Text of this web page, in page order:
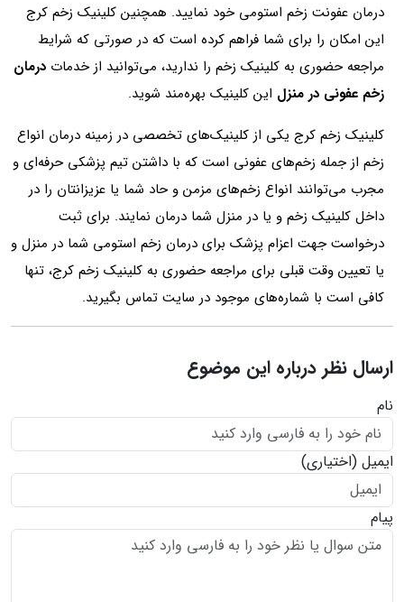
درمان عفونت زخم استومی خود نمایید. همچنین کلینیک زخم کرج
این امکان را برای شما فراهم کرده است که در صورتی که شرایط
مراجعه حضوری به کلینیک زخم را ندارید، می‌توانید از خدمات درمان
زخم عفونی در منزل این کلینیک بهره‌مند شوید.
کلینیک زخم کرج یکی از کلینیک‌های تخصصی در زمینه درمان انواع
زخم‌ از جمله زخم‌های عفونی است که با داشتن تیم پزشکی حرفه‌ای و
مجرب می‌توانند انواع زخم‌های مزمن و حاد شما یا عزیزانتان را در
داخل کلینیک زخم و یا در منزل شما درمان نمایند. برای ثبت
درخواست جهت اعزام پزشک برای درمان زخم استومی شما در منزل و
یا تعیین وقت قبلی برای مراجعه حضوری به کلینیک زخم کرج، تنها
کافی است با شماره‌های موجود در سایت تماس بگیرید.
ارسال نظر درباره این موضوع
نام
ایمیل (اختیاری)
پیام